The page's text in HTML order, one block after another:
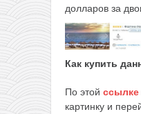
долларов за
Как купить
По этой ссылке
картинку и